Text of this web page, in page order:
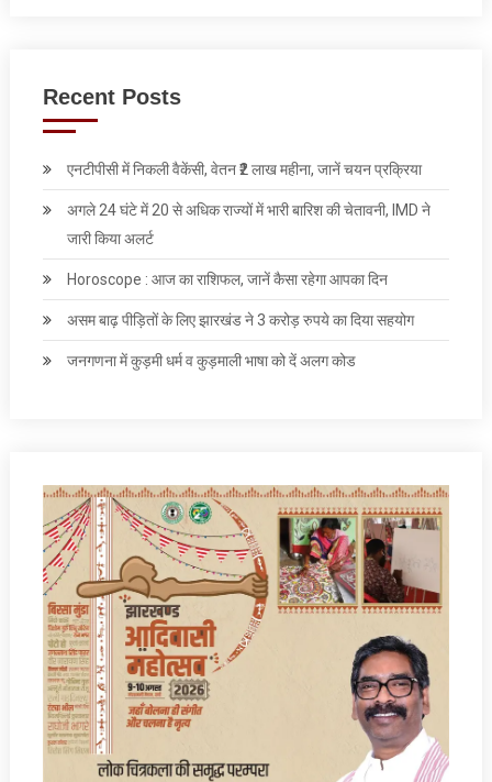
Recent Posts
एनटीपीसी में निकली वैकेंसी, वेतन ₹2 लाख महीना, जानें चयन प्रक्रिया
अगले 24 घंटे में 20 से अधिक राज्यों में भारी बारिश की चेतावनी, IMD ने
जारी किया अलर्ट
Horoscope : आज का राशिफल, जानें कैसा रहेगा आपका दिन
असम बाढ़ पीड़ितों के लिए झारखंड ने 3 करोड़ रुपये का दिया सहयोग
जनगणना में कुड़मी धर्म व कुड़माली भाषा को दें अलग कोड